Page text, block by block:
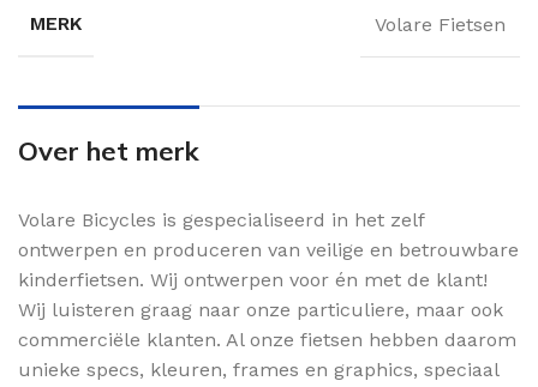
MERK Volare Fietsen
Over het merk
Volare Bicycles is gespecialiseerd in het zelf
ontwerpen en produceren van veilige en betrouwbare
kinderfietsen. Wij ontwerpen voor én met de klant!
Wij luisteren graag naar onze particuliere, maar ook
commerciële klanten. Al onze fietsen hebben daarom
unieke specs, kleuren, frames en graphics, speciaal